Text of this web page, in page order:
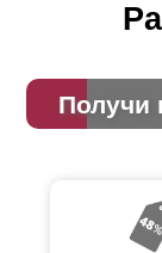
Получи